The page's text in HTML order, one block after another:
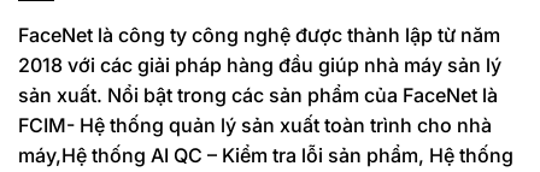
FaceNet là công ty công nghệ được thành lập từ năm
2018 với các giải pháp hàng đầu giúp nhà máy sản lý
sản xuất. Nổi bật trong các sản phẩm của FaceNet là
FCIM- Hệ thống quản lý sản xuất toàn trình cho nhà
máy,Hệ thống AI QC – Kiểm tra lỗi sản phẩm, Hệ thống